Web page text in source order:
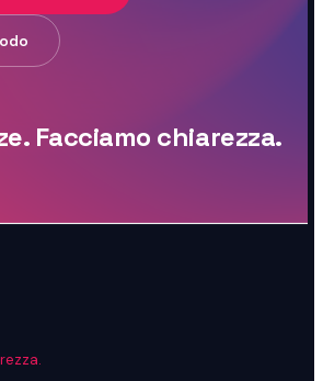
Facciamo chiarezza.